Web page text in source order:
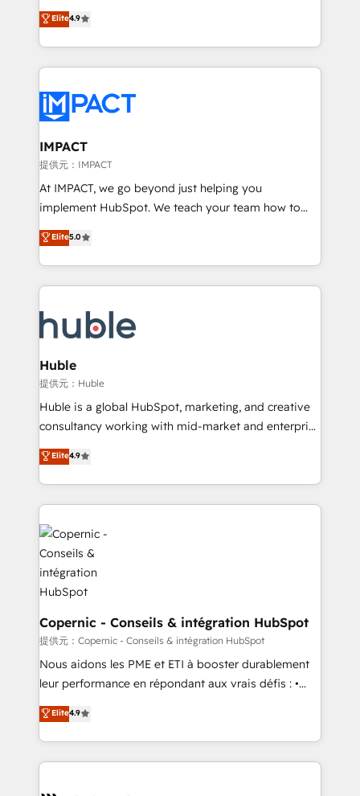
team of 100+ experts is ready for you! Driving digital
growth | www.brightdigital.com
Simple pay-as-you-go plans that accelerate value...
1️⃣ Set Up | Onboarding New or Check-fixing existing
HubSpot portals 2️⃣ Scale Up | 100% HubSpot Task
Execution... Global 24/7 ... All Experts 3️⃣ Integrate |
Slash months from your API Integration project... ⬅️
Click "Contact Business" ⬅️ to access 150+ Kickstart
Integration templates that put HubSpot in the center
of your tech stack, syncing... 🛍️ Shopify or
WooCommerce 💲 Stripe or Paypal 💰 Sage or
Netsuite 🤖 Google or Microsoft ✍️ DocuSign or
the rare Advanced "Custom Integrations"
Accreditation, securely sync data across... 🔄 any
new HubSpot portal with Advanced Website and
CRM Migrations using our in-house "HubScrub" Tool.
Elite4.9
IMPACT
提供元：IMPACT
At IMPACT, we go beyond just helping you
implement HubSpot. We teach your team how to
master it. As the creators of the Endless Customers
System™ (the next evolution of They Ask, You
Answer), we’re the only HubSpot partner built
entirely around coaching and training. That means
skills, processes, and internal team you need to
attract the right buyers, close deals faster, and grow
without outside dependencies. You’ll learn how to: •
Set up, audit, and organize your HubSpot portal •
Get your sales team fully using HubSpot • Track
pipeline and revenue across the entire buyer journey
growth • Create content and videos that attract
buyers • Use AI to scale smarter Our coaching-led
lasts. So if you're ready to become the most trusted
voice in your market, let’s talk.
Elite5.0
Huble
提供元：Huble
Huble is a global HubSpot, marketing, and creative
consultancy working with mid-market and enterprise
businesses. We go beyond implementation, shaping
the strategy, processes, and teams that turn
HubSpot into a genuine growth engine. Named
HubSpot's Global Partner of the Year in 2024,
consistently ranked among their top 5 partners
worldwide, and with over 15 years in the ecosystem,
Huble has built a track record that speaks for itself.
One company, one operating model, delivering
across offices and consulting teams in the UK, USA,
Canada, Germany, France, Belgium, Singapore, and
South Africa. Certified compliant with ISO/IEC
27001:2022 and ISO 9001:2015 across all seven
international offices and 175+ employees.
Elite4.9
Copernic - Conseils & intégration HubSpot
提供元：Copernic - Conseils & intégration HubSpot
Nous aidons les PME et ETI à booster durablement
leur performance en répondant aux vrais défis : •
Intégration de HubSpot avec d’autres outils (ERP,
téléphonie, etc.) • Alignement des équipes grâce à un
outil et des données partagées • Amélioration de la
collecte et de l’analyse des données pour des
Elite4.9